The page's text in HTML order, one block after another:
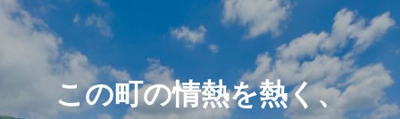
この町の情熱を熱く、